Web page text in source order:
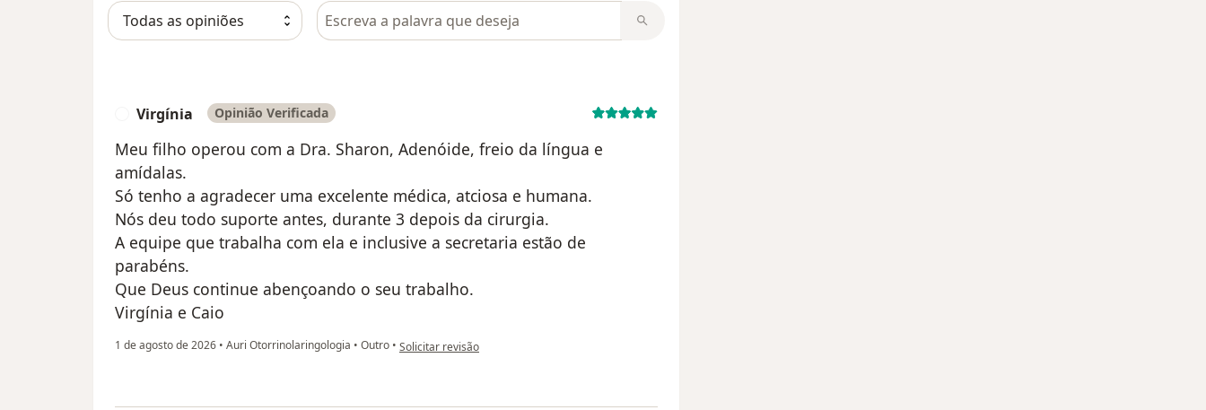
Pesquisar em opiniões
Virgínia Opinião Verificada
Meu filho operou com a Dra. Sharon, Adenóide, freio da língua e
amídalas.
Só tenho a agradecer uma excelente médica, atciosa e humana.
Nós deu todo suporte antes, durante 3 depois da cirurgia.
A equipe que trabalha com ela e inclusive a secretaria estão de
parabéns.
Que Deus continue abençoando o seu trabalho.
Virgínia e Caio
1 de agosto de 2026 • Auri Otorrinolaringologia • Outro • na opinião do utilizador Virgínia
Solicitar revisão